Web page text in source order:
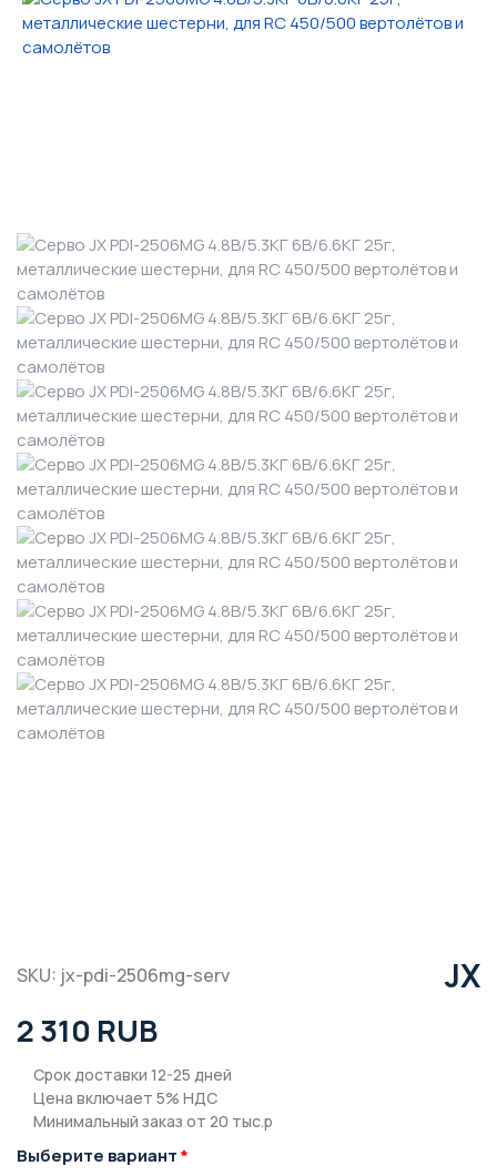
SKU: jx-pdi-2506mg-serv JX
2 310 RUB
Срок доставки 12-25 дней
Цена включает 5% НДС
Минимальный заказ от 20 тыс.р
Выберите вариант